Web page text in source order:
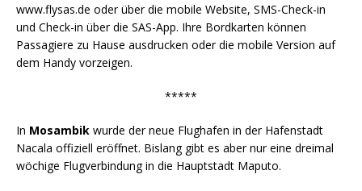
www.flysas.de oder über die mobile Website, SMS-Check-in
und Check-in über die SAS-App. Ihre Bordkarten können
Passagiere zu Hause ausdrucken oder die mobile Version auf
dem Handy vorzeigen.
*****
In Mosambik wurde der neue Flughafen in der Hafenstadt
Nacala offiziell eröffnet. Bislang gibt es aber nur eine dreimal
wöchige Flugverbindung in die Hauptstadt Maputo.